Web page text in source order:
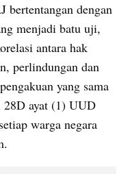
bertentangan dengan
menjadi batu uji,
antara hak
perlindungan dan
yang sama
28D ayat (1) UUD
warga negara